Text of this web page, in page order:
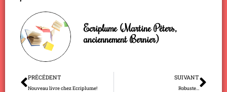
Ecriplume (Martine Péters,
anciennement Bernier)
Précédent
PRÉCÉDENT
Nouveau livre chez Ecriplume!
SUIVANT
Robuste…